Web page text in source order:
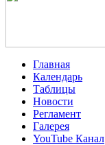
Главная
Календарь
Таблицы
Новости
Регламент
Галерея
YouTube Канал